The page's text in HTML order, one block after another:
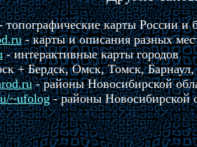
карты России и
- карты и описания разных
- интерактивные карты городов
+ Бердск, Омск, Томск,
- районы Новосибирской
~ufolog- районы Новосибирской